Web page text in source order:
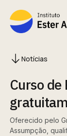
Curso
Oferecido pelo
Assumpção,
Notícias